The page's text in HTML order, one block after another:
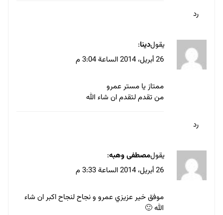
رد
يقولدينا:
26 أبريل، 2014 الساعة 3:04 م
ممتاز يا مستر عمرو
من تقدم لتقدم ان شاء الله
رد
يقولمصطفى وهبه:
26 أبريل، 2014 الساعة 3:33 م
موفق خير عزيزي عمرو و نجاح لنجاح اكبر ان شاء
الله 🙂